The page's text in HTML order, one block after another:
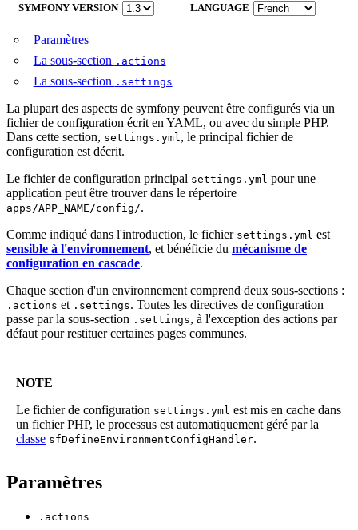
SYMFONY VERSION LANGUAGE
Paramètres
La sous-section .actions
La sous-section .settings
La plupart des aspects de symfony peuvent être configurés via un
fichier de configuration écrit en YAML, ou avec du simple PHP.
Dans cette section, settings.yml , le principal fichier de
configuration est décrit.
Le fichier de configuration principal settings.yml pour une
application peut être trouver dans le répertoire
apps/APP_NAME/config/.
Comme indiqué dans l'introduction, le fichier settings.yml est
sensible à l'environnement, et bénéficie du mécanisme de
configuration en cascade.
Chaque section d'un environnement comprend deux sous-sections :
.actions et .settings. Toutes les directives de configuration
passe par la sous-section .settings, à l'exception des actions par
défaut pour restituer certaines pages communes.
NOTE
Le fichier de configuration settings.yml est mis en cache dans
un fichier PHP, le processus est automatiquement géré par la
classe sfDefineEnvironmentConfigHandler.
Paramètres
.actions